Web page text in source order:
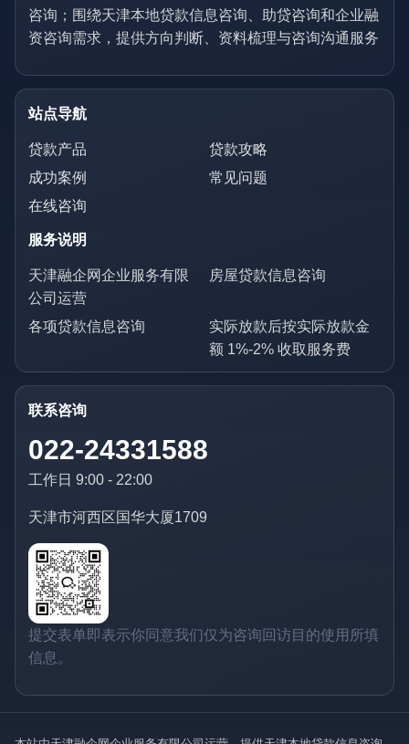
咨询；围绕天津本地贷款信息咨询、助贷咨询和企业融
资咨询需求，提供方向判断、资料梳理与咨询沟通服务
站点导航
贷款产品
贷款攻略
成功案例
常见问题
在线咨询
服务说明
天津融企网企业服务有限
公司运营
房屋贷款信息咨询
各项贷款信息咨询
实际放款后按实际放款金
额 1%-2% 收取服务费
联系咨询
022-24331588
工作日 9:00 - 22:00
天津市河西区国华大厦1709
提交表单即表示你同意我们仅为咨询回访目的使用所填
信息。